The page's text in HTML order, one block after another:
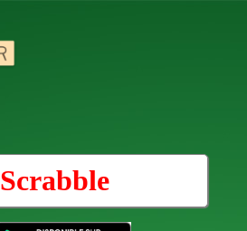
Scrabble